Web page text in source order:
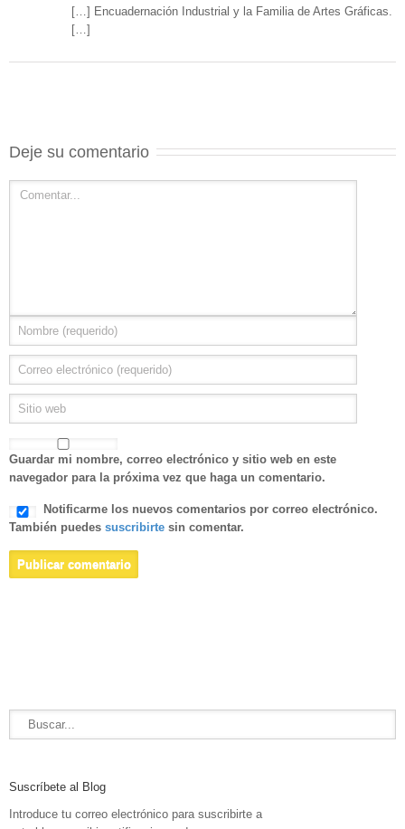
[…] Encuadernación Industrial y la Familia de Artes Gráficas.
[…]
Deje su comentario
Guardar mi nombre, correo electrónico y sitio web en este
navegador para la próxima vez que haga un comentario.
Notificarme los nuevos comentarios por correo electrónico.
También puedes suscribirte sin comentar.
Suscríbete al Blog
Introduce tu correo electrónico para suscribirte a